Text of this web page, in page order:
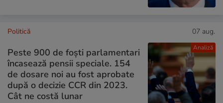
Analiză
Politică 07 aug.
Peste 900 de foști parlamentari
încasează pensii speciale. 154
de dosare noi au fost aprobate
după o decizie CCR din 2023.
Cât ne costă lunar